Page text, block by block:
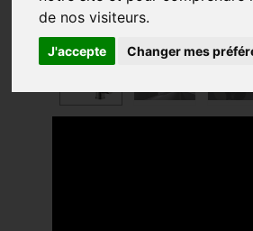
de nos visiteurs.
J'accepte Changer mes